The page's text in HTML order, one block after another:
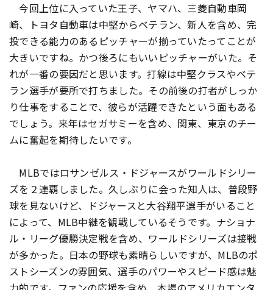
今回上位に入っていた王子、ヤマハ、三菱自動車岡
崎、トヨタ自動車は中堅からベテラン、新人を含め、完
投できる能力のあるピッチャーが揃っていたってことが
大きいですね。かつ後ろにもいいピッチャーがいた。そ
れが一番の要因だと思います。打線は中堅クラスやベテ
ラン選手が要所で打ちました。その前後の打者がしっか
り仕事をすることで、彼らが活躍できたという面もある
でしょう。来年はセガサミーを含め、関東、東京のチー
ムに奮起を期待したいです。
MLBではロサンゼルス・ドジャースがワールドシリー
ズを２連覇しました。久しぶりに会った知人は、普段野
球を見ないけど、ドジャースと大谷翔平選手がいること
によって、MLB中継を観戦しているそうです。ナショナ
ル・リーグ優勝決定戦を含め、ワールドシリーズは接戦
が多かった。日本の野球も素晴らしいですが、MLBのポ
ストシーズンの雰囲気、選手のパワーやスピード感は魅